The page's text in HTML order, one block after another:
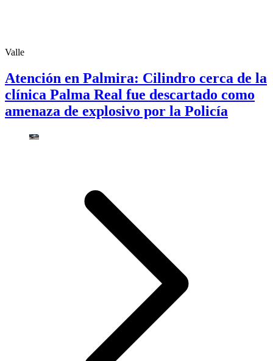
Valle
Atención en Palmira: Cilindro cerca de la
clínica Palma Real fue descartado como
amenaza de explosivo por la Policía